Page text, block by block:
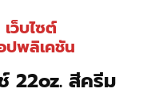
เว็บไซต์
ปพลิเคชัน
22oz. สีครีม